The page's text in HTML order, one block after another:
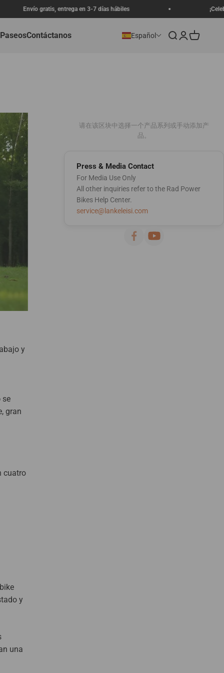
en 3-7 días hábiles ¡Celebración del aniversario
Contáctanos Español BuscarIniciar sesión
Carrito
y
se
gran
cuatro
y
una
请在该区块中选择一个产品系列或手动添加产
品。
Press & Media Contact
For Media Use Only
All other inquiries refer to the Rad Power
Bikes Help Center.
service@lankeleisi.com